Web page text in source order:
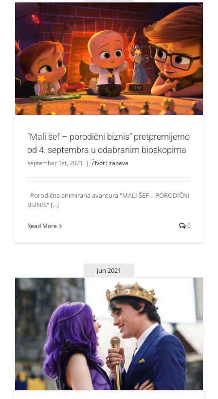
“Mali šef – porodični biznis“ pretpremijerno od 4.
septembra u odabranim bioskopima
Život i zabava
“Mali šef – porodični biznis“ pretpremijerno
od 4. septembra u odabranim bioskopima
septembar 1st, 2021 | Život i zabava
Porodična animirana avantura "MALI ŠEF – PORODIČNI
BIZNIS" [...]
Read More 0
jun 2021
„Descendants: The Royal Wedding“ stiže 13. avgusta, evo
šta znamo o filmu
Zvezde